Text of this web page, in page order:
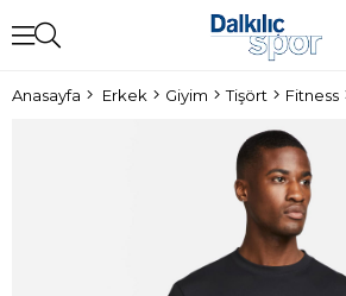
Anasayfa Erkek Giyim Tişört Fitness